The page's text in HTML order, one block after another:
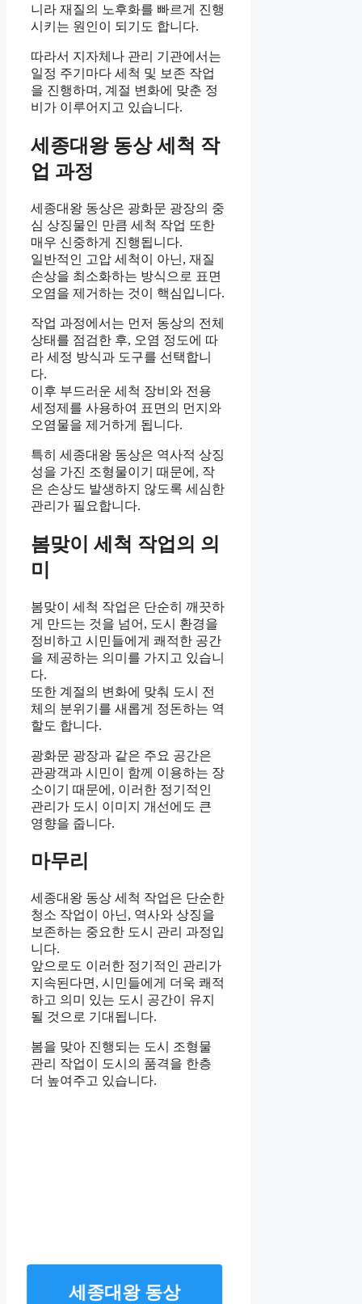
니라 재질의 노후화를 빠르게 진행
시키는 원인이 되기도 합니다.
따라서 지자체나 관리 기관에서는
일정 주기마다 세척 및 보존 작업
을 진행하며, 계절 변화에 맞춘 정
비가 이루어지고 있습니다.
세종대왕 동상 세척 작
업 과정
세종대왕 동상은 광화문 광장의 중
심 상징물인 만큼 세척 작업 또한
매우 신중하게 진행됩니다.
일반적인 고압 세척이 아닌, 재질
손상을 최소화하는 방식으로 표면
오염을 제거하는 것이 핵심입니다.
작업 과정에서는 먼저 동상의 전체
상태를 점검한 후, 오염 정도에 따
라 세정 방식과 도구를 선택합니
다.
이후 부드러운 세척 장비와 전용
세정제를 사용하여 표면의 먼지와
오염물을 제거하게 됩니다.
특히 세종대왕 동상은 역사적 상징
성을 가진 조형물이기 때문에, 작
은 손상도 발생하지 않도록 세심한
관리가 필요합니다.
봄맞이 세척 작업의 의
미
봄맞이 세척 작업은 단순히 깨끗하
게 만드는 것을 넘어, 도시 환경을
정비하고 시민들에게 쾌적한 공간
을 제공하는 의미를 가지고 있습니
다.
또한 계절의 변화에 맞춰 도시 전
체의 분위기를 새롭게 정돈하는 역
할도 합니다.
광화문 광장과 같은 주요 공간은
관광객과 시민이 함께 이용하는 장
소이기 때문에, 이러한 정기적인
관리가 도시 이미지 개선에도 큰
영향을 줍니다.
마무리
세종대왕 동상 세척 작업은 단순한
청소 작업이 아닌, 역사와 상징을
보존하는 중요한 도시 관리 과정입
니다.
앞으로도 이러한 정기적인 관리가
지속된다면, 시민들에게 더욱 쾌적
하고 의미 있는 도시 공간이 유지
될 것으로 기대됩니다.
봄을 맞아 진행되는 도시 조형물
관리 작업이 도시의 품격을 한층
더 높여주고 있습니다.
세종대왕 동상